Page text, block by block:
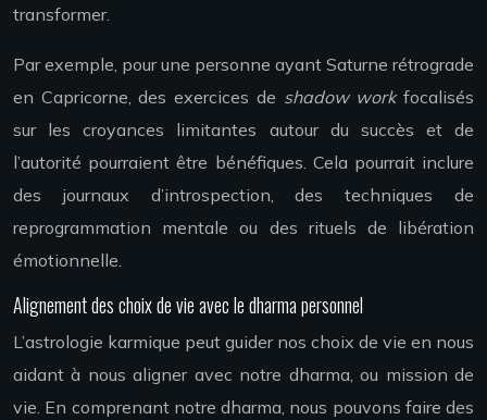
transformer.
Par exemple, pour une personne ayant Saturne rétrograde
en Capricorne, des exercices de shadow workfocalisés
sur les croyances limitantes autour du succès et de
l’autorité pourraient être bénéfiques. Cela pourrait inclure
des journaux d’introspection, des techniques de
reprogrammation mentale ou des rituels de libération
émotionnelle.
Alignement des choix de vie avec le dharma personnel
L’astrologie karmique peut guider nos choix de vie en nous
aidant à nous aligner avec notre dharma, ou mission de
vie. En comprenant notre dharma, nous pouvons faire des